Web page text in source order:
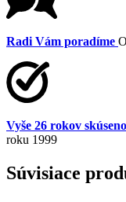
Radi Vám poradíme
Vyše 26 rokov
roku 1999
Súvisiace